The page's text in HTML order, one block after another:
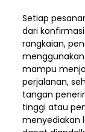
Setiap
dari
rangkaian,
mampu
perjalanan,
tangan
tinggi atau
menyediakan